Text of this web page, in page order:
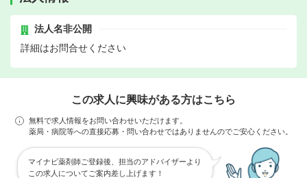
法人名非公開
詳細はお問合せください
この求人に興味がある方はこちら
無料で求人情報をお問い合わせいただけます。
薬局・病院等への直接応募・問い合わせではありませんのでご安心ください。
マイナビ薬剤師ご登録後、担当のアドバイザーより
この求人についてご案内差し上げます！